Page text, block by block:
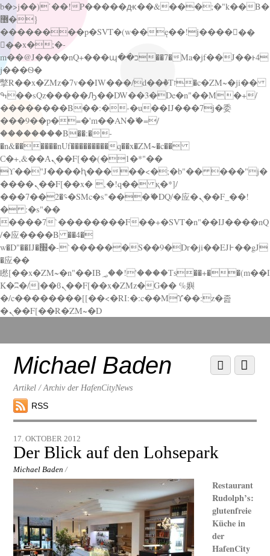
b�>j��)΄��!P�����ԫ��&���;�"k��B�
޶�}
��������p�SVT�(w��ę��!j������
��x�;�-
m��@J����nQ+���պ��כ��7�Ma�jf��J��ͱ4
j���Ѳ�
撆R��x�ZMz�7v��IW���/d��ٞ�Тז�c�ZM~�ji��
ߒ��sQz�����Ԡ��DW��3�De�n"��M�+/
��������B��:�-�u��IJ���7j�委
���9��p�=�'m��AN�ޭ�=/
��������B��:�-
�n&������nUf���������q��x�ZM~�c��
Ϲ�+,&��Ὰܢ��F[��(�1�*"��
ϒ��"J����ԧ�����<�;�b"�� ���"j�
����ܢ��F[��x� ,�!q�� қ�*]/
���؝�2��7�SMc�s"���ޭ�DQ/�应�ܢ��F_��!
� :�s"��
����7`��������F��+�SVT�n"��IJ����nQ
/�应����B ��4�
w�D"��IJ�׭�-`������S��9�Dr�ji��EJ߅��gJ
�应��
矁[��x�ZM~�n"��IB؃��!'����Тѕ��+��(m��I
K�ʭ�/|��ϐܢ��F[��x�ZMz�G�� %嬩
�/c��������[[��<�RI:�:c��MΎ��:z�졾
�ܢ��F[��R�ZM~�D
down
contentMichael Baden
Artikel / Archiv der HafenCityNews
RSS
Menu
Scroll
down
17. OKTOBER 2012
Der Blick auf den Lohsepark
Michael Baden /
Restaurant
Rudolph’s:
glutenfreie
Küche in
der
HafenCity